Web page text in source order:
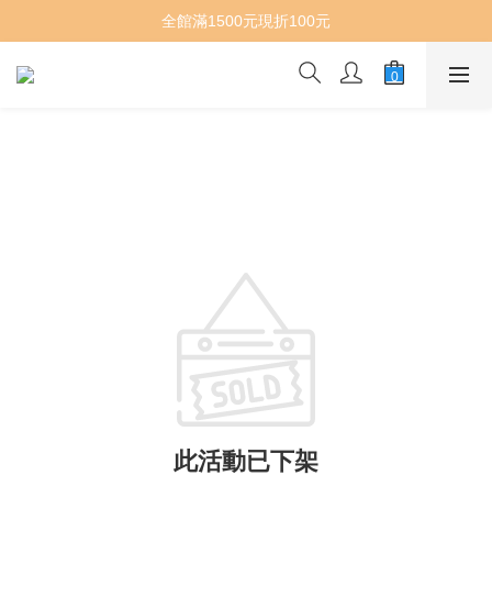
全館滿1500元現折100元
此活動已下架